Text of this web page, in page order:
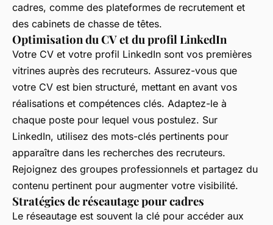
cadres, comme des plateformes de recrutement et
des cabinets de chasse de têtes.
Optimisation du CV et du profil LinkedIn
Votre CV et votre profil LinkedIn sont vos premières
vitrines auprès des recruteurs. Assurez-vous que
votre CV est bien structuré, mettant en avant vos
réalisations et compétences clés. Adaptez-le à
chaque poste pour lequel vous postulez. Sur
LinkedIn, utilisez des mots-clés pertinents pour
apparaître dans les recherches des recruteurs.
Rejoignez des groupes professionnels et partagez du
contenu pertinent pour augmenter votre visibilité.
Stratégies de réseautage pour cadres
Le réseautage est souvent la clé pour accéder aux